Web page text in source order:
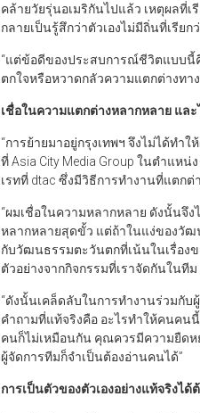
คล้ายวัยรุ่นอเมริกันไปแล้ว เหตุผลที่เ
กลายเป็นรู้สึกว่าตัวเองไม่มีถิ่นที่เรียก
“แต่ข้อดีของประสบการณ์ชีวิตแบบนี้
ตกใจหรือหวาดกลัวความแตกต่างท
เชื่อในความแตกต่างหลากหลาย และ
“การย้ายมาอยู่กรุงเทพฯ จึงไม่ได้ทำ
ที่ Asia City Media Group ในตำแห
เรทที่ dtac ซึ่งมีวิธีการทำงานที่แตก
“ผมเชื่อในความหลากหลาย ดังนั้นจึ
หลากหลายสุดขั้ว แต่ถ้าในแง่ของวั
กับวัฒนธรรมตะวันตกที่เน้นในเรื่อง
ตัวอย่างจากกิจกรรมที่เราจัดกันในที
“ดังนั้นเคล็ดลับในการทำงานร่วมกั
คำถามที่แท้จริงคือ อะไรทำให้คนคน
คนก็ไม่เหมือนกัน คุณควรมีความยืดห
ผู้จัดการทีมก็จำเป็นต้องอ่านคนได้”
การเป็นตัวของตัวเองอย่างแท้จริงไ